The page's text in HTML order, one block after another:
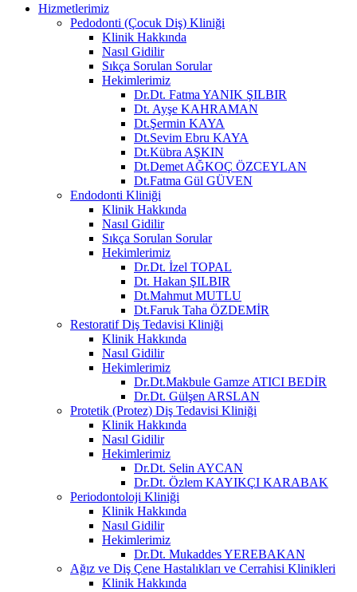
Hizmetlerimiz
Pedodonti (Çocuk Diş) Kliniği
Klinik Hakkında
Nasıl Gidilir
Sıkça Sorulan Sorular
Hekimlerimiz
Dr.Dt. Fatma YANIK ŞILBIR
Dt. Ayşe KAHRAMAN
Dt.Şermin KAYA
Dt.Sevim Ebru KAYA
Dt.Kübra AŞKIN
Dt.Demet AĞKOÇ ÖZCEYLAN
Dt.Fatma Gül GÜVEN
Endodonti Kliniği
Klinik Hakkında
Nasıl Gidilir
Sıkça Sorulan Sorular
Hekimlerimiz
Dr.Dt. İzel TOPAL
Dt. Hakan ŞILBIR
Dt.Mahmut MUTLU
Dt.Faruk Taha ÖZDEMİR
Restoratif Diş Tedavisi Kliniği
Klinik Hakkında
Nasıl Gidilir
Hekimlerimiz
Dr.Dt.Makbule Gamze ATICI BEDİR
Dr.Dt. Gülşen ARSLAN
Protetik (Protez) Diş Tedavisi Kliniği
Klinik Hakkında
Nasıl Gidilir
Hekimlerimiz
Dr.Dt. Selin AYCAN
Dr.Dt. Özlem KAYIKÇI KARABAK
Periodontoloji Kliniği
Klinik Hakkında
Nasıl Gidilir
Hekimlerimiz
Dr.Dt. Mukaddes YEREBAKAN
Ağız ve Diş Çene Hastalıkları ve Cerrahisi Klinikleri
Klinik Hakkında